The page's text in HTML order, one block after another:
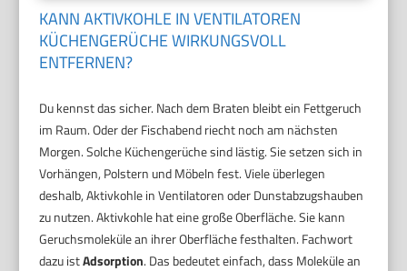
KANN AKTIVKOHLE IN VENTILATOREN
KÜCHENGERÜCHE WIRKUNGSVOLL
ENTFERNEN?
Du kennst das sicher. Nach dem Braten bleibt ein Fettgeruch
im Raum. Oder der Fischabend riecht noch am nächsten
Morgen. Solche Küchengerüche sind lästig. Sie setzen sich in
Vorhängen, Polstern und Möbeln fest. Viele überlegen
deshalb, Aktivkohle in Ventilatoren oder Dunstabzugshauben
zu nutzen. Aktivkohle hat eine große Oberfläche. Sie kann
Geruchsmoleküle an ihrer Oberfläche festhalten. Fachwort
dazu istAdsorption. Das bedeutet einfach, dass Moleküle an